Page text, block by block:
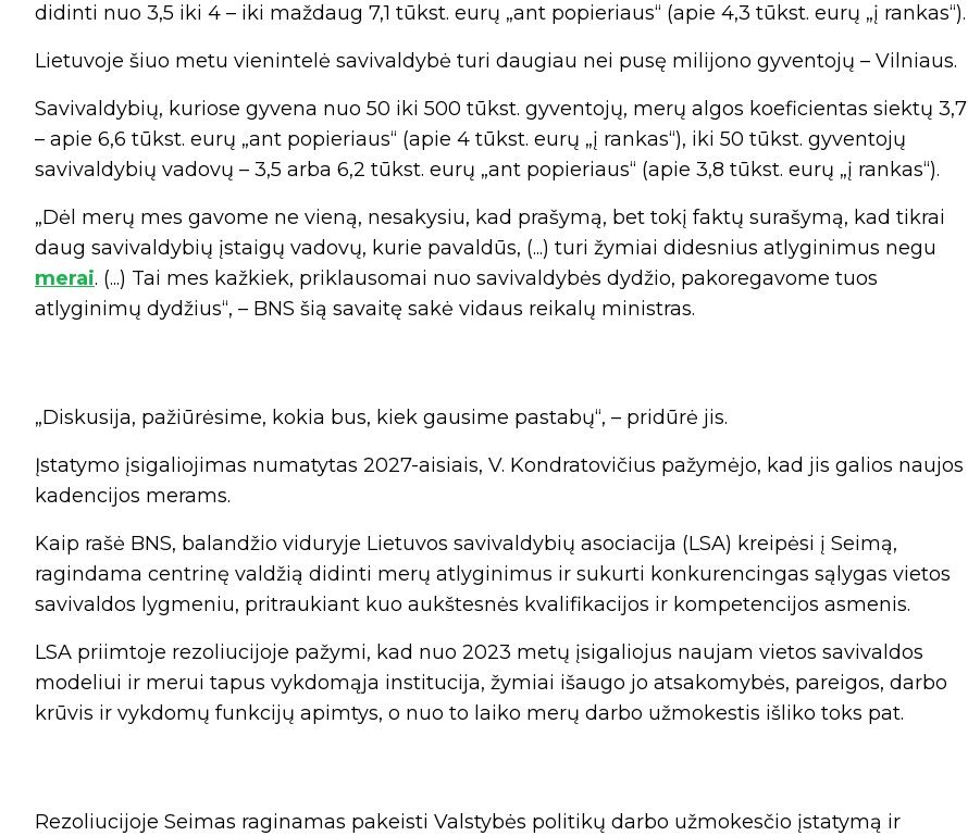
didinti nuo 3,5 iki 4 – iki maždaug 7,1 tūkst. eurų „ant popieriaus“ (apie 4,3 tūkst. eurų „į rankas“).
Lietuvoje šiuo metu vienintelė savivaldybė turi daugiau nei pusę milijono gyventojų – Vilniaus.
Savivaldybių, kuriose gyvena nuo 50 iki 500 tūkst. gyventojų, merų algos koeficientas siektų 3,7
– apie 6,6 tūkst. eurų „ant popieriaus“ (apie 4 tūkst. eurų „į rankas“), iki 50 tūkst. gyventojų
savivaldybių vadovų – 3,5 arba 6,2 tūkst. eurų „ant popieriaus“ (apie 3,8 tūkst. eurų „į rankas“).
„Dėl merų mes gavome ne vieną, nesakysiu, kad prašymą, bet tokį faktų surašymą, kad tikrai
daug savivaldybių įstaigų vadovų, kurie pavaldūs, (...) turi žymiai didesnius atlyginimus negu
merai. (...) Tai mes kažkiek, priklausomai nuo savivaldybės dydžio, pakoregavome tuos
atlyginimų dydžius“, – BNS šią savaitę sakė vidaus reikalų ministras.
„Diskusija, pažiūrėsime, kokia bus, kiek gausime pastabų“, – pridūrė jis.
Įstatymo įsigaliojimas numatytas 2027-aisiais, V. Kondratovičius pažymėjo, kad jis galios naujos
kadencijos merams.
Kaip rašė BNS, balandžio viduryje Lietuvos savivaldybių asociacija (LSA) kreipėsi į Seimą,
ragindama centrinę valdžią didinti merų atlyginimus ir sukurti konkurencingas sąlygas vietos
savivaldos lygmeniu, pritraukiant kuo aukštesnės kvalifikacijos ir kompetencijos asmenis.
LSA priimtoje rezoliucijoje pažymi, kad nuo 2023 metų įsigaliojus naujam vietos savivaldos
modeliui ir merui tapus vykdomąja institucija, žymiai išaugo jo atsakomybės, pareigos, darbo
krūvis ir vykdomų funkcijų apimtys, o nuo to laiko merų darbo užmokestis išliko toks pat.
Rezoliucijoje Seimas raginamas pakeisti Valstybės politikų darbo užmokesčio įstatymą ir